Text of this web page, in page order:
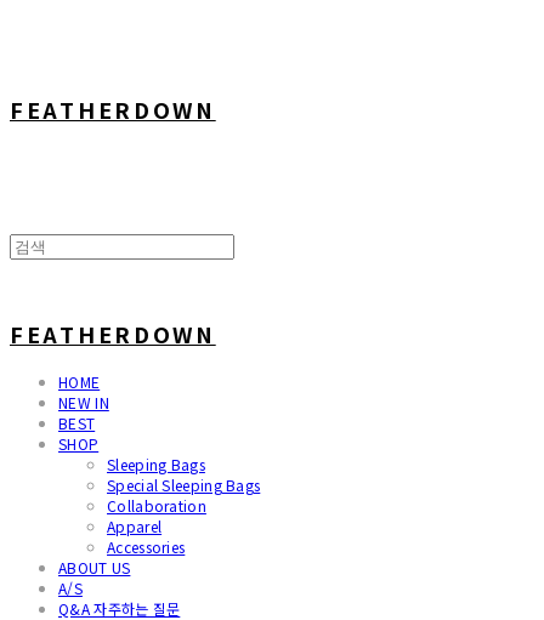
FEATHERDOWN
FEATHERDOWN
HOME
NEW IN
BEST
SHOP
Sleeping Bags
Special Sleeping Bags
Collaboration
Apparel
Accessories
ABOUT US
A/S
Q&A 자주하는 질문